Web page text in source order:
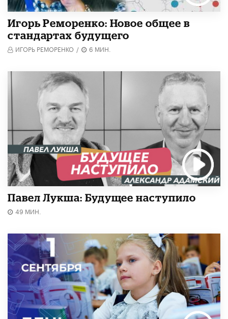
Игорь Реморенко: Новое общее в
стандартах будущего
ИГОРЬ РЕМОРЕНКО / 6 МИН.
Павел Лукша: Будущее наступило
49 МИН.